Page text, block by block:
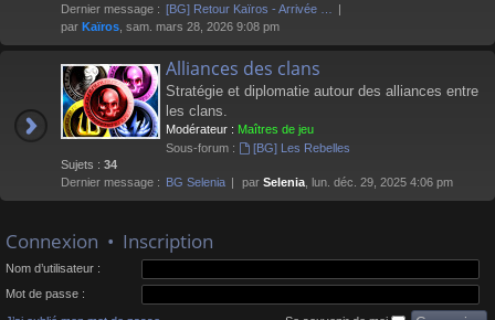
Dernier message : [BG] Retour Kaïros - Arrivée …
par Kaïros , sam. mars 28, 2026 9:08 pm
Alliances des clans
Stratégie et diplomatie autour des alliances entre
les clans.
Modérateur : Maîtres de jeu
Sous-forum :
[BG] Les Rebelles
Sujets : 34
Dernier message : BG Selenia par Selenia , lun. déc. 29, 2025 4:06 pm
Connexion • Inscription
Nom d’utilisateur :
Mot de passe :